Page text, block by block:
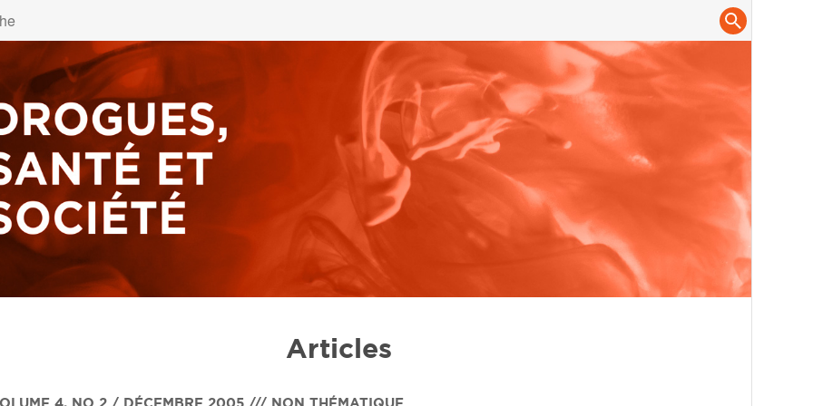
Articles
4, NO 2 / DÉCEMBRE 2005 /// NON THÉMATIQUE